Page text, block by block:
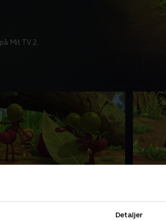
Detaljer
Mit TV 2.
frihed. Det er derfor, jeg bor på
i stedet for i en kube
engen i